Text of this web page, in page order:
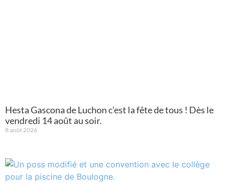
Hesta Gascona de Luchon c’est la fête de tous ! Dès le
vendredi 14 août au soir.
8 août 2026